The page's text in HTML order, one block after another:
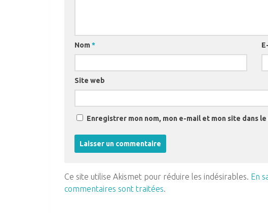
Nom *
Site web
Enregistrer mon nom, mon e-mail et mon site dans
Ce site utilise Akismet pour réduire les indésirables. En
commentaires sont traitées.